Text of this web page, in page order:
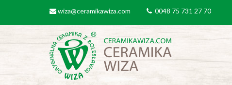
email
wiza@ceramikawiza.com tel0048 75 731 27 70